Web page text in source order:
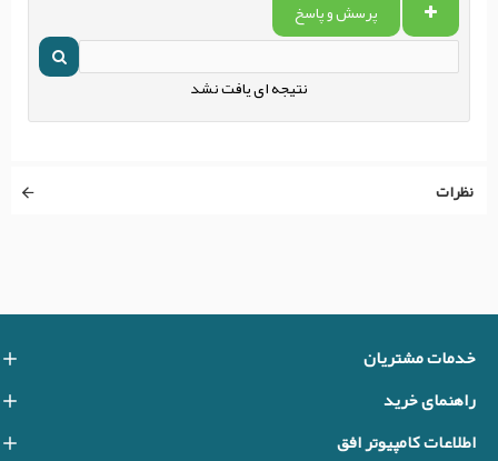
پرسش و پاسخ
نتیجه ای یافت نشد
نظرات
خدمات مشتریان
راهنمای خرید
اطلاعات کامپیوتر افق